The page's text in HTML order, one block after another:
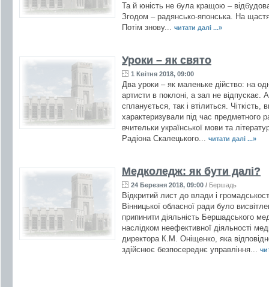
Та й юність не була кращою –
Згодом – радянсько-японська. На
Потім знову...
читати далі ...»
Уроки – як свято
1 Квітня 2018, 09:00
Два уроки – як маленьке дійство: на
артисти в поклоні, а зал не відпускає.
спланується, так і втілиться. Чіткість,
характеризували під час предметного
вчительки української мови та
Радіона Скалецького...
читати далі ...»
Медколедж: як бути далі?
24 Березня 2018, 09:00 / Бершадь
Відкритий лист до влади і
Вінницької обласної ради було
припинити діяльність Бершадського
наслідком неефективної діяльності
директора К.М. Оніщенко, яка
здійснює безпосереднє управління...